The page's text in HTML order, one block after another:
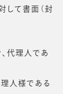
して書面（封
代理人であ
人様である